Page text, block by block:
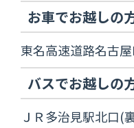
お車でお越しの
東名高速道路名古
バスでお越しの
ＪＲ多治見駅北口(